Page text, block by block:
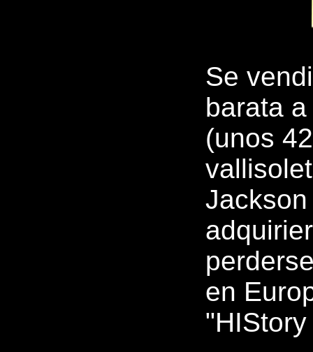
Se
barata
(unos
en